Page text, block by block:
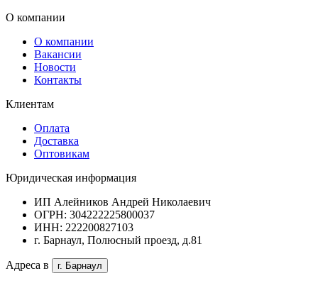
О компании
О компании
Вакансии
Новости
Контакты
Клиентам
Оплата
Доставка
Оптовикам
Юридическая информация
ИП Алейников Андрей Николаевич
ОГРН: 304222225800037
ИНН: 222200827103
г. Барнаул, Полюсный проезд, д.81
Адреса в г. Барнаул